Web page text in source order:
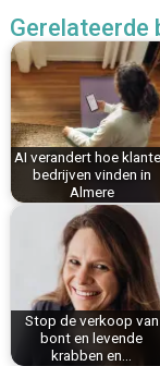
e
b
o
o
k
t
e
r
e
s
t
k
e
d
I
n
Gerelateerde
AI verandert hoe
bedrijven vinden in
Almere
Stop de verkoop van
bont en levende
krabben en…